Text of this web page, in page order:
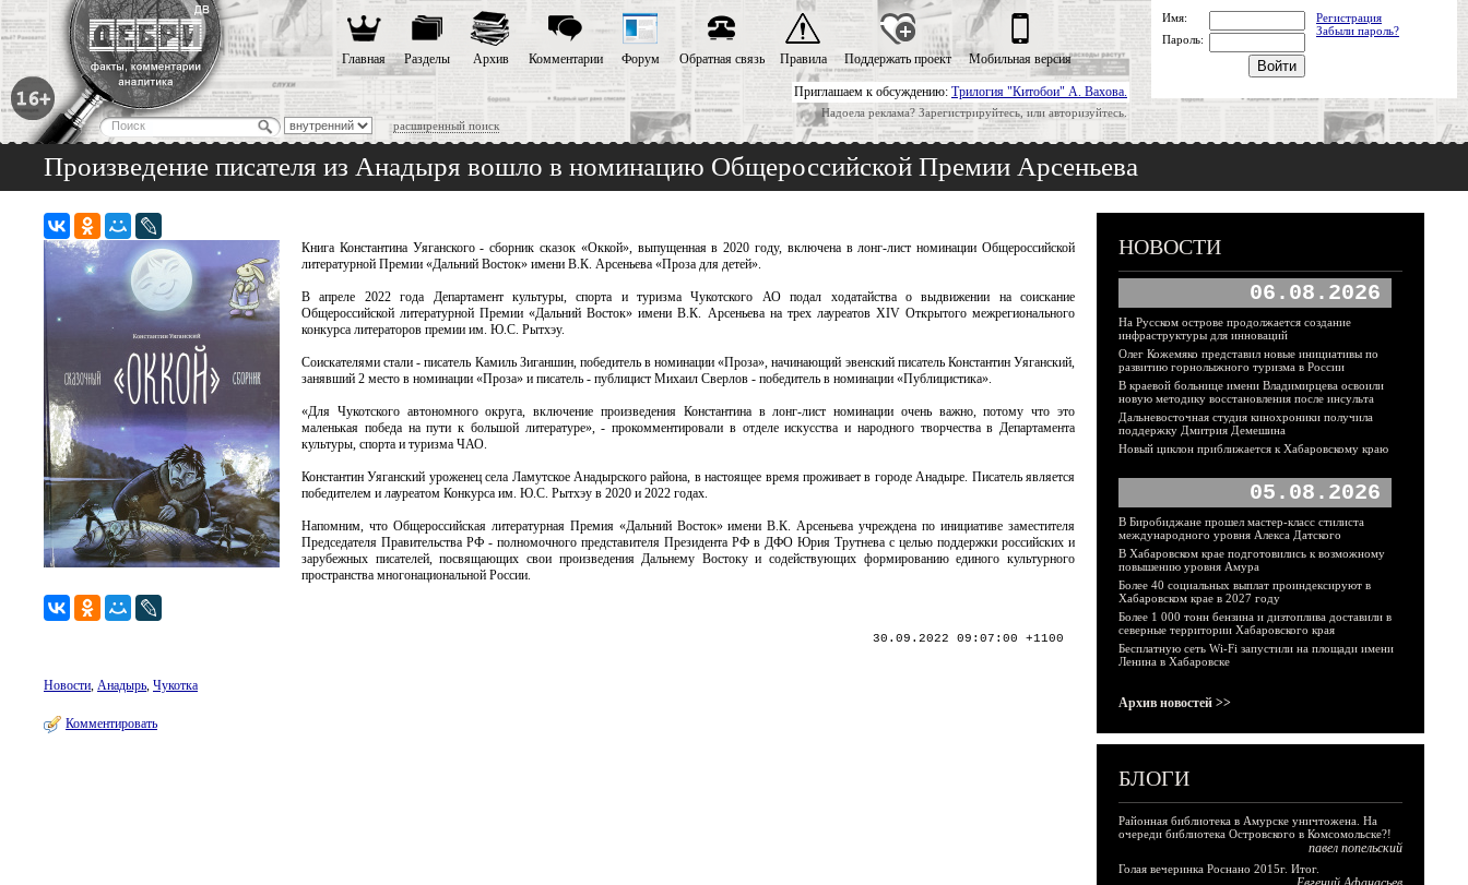
Приглашаем к обсуждению: Трилогия "Китобои" А. Вахова.
Надоела реклама? Зарегистрируйтесь, или авторизуйтесь.
расширенный поиск
Главная Разделы Архив Комментарии Форум Обратная связь Правила Поддержать проект Мобильная версия
Имя:
Регистрация
Забыли пароль?
Пароль:
Произведение писателя из Анадыря вошло в номинацию Общероссийской Премии Арсеньева
Книга Константина Уяганского - сборник сказок «Оккой», выпущенная в 2020 году, включена в лонг-лист номинации Общероссийской
литературной Премии «Дальний Восток» имени В.К. Арсеньева «Проза для детей».
В апреле 2022 года Департамент культуры, спорта и туризма Чукотского АО подал ходатайства о выдвижении на соискание
Общероссийской литературной Премии «Дальний Восток» имени В.К. Арсеньева на трех лауреатов XIV Открытого межрегионального
конкурса литераторов премии им. Ю.С. Рытхэу.
Соискателями стали - писатель Камиль Зиганшин, победитель в номинации «Проза», начинающий эвенский писатель Константин Уяганский,
занявший 2 место в номинации «Проза» и писатель - публицист Михаил Сверлов - победитель в номинации «Публицистика».
«Для Чукотского автономного округа, включение произведения Константина в лонг-лист номинации очень важно, потому что это
маленькая победа на пути к большой литературе», - прокомментировали в отделе искусства и народного творчества в Департамента
культуры, спорта и туризма ЧАО.
Константин Уяганский уроженец села Ламутское Анадырского района, в настоящее время проживает в городе Анадыре. Писатель является
победителем и лауреатом Конкурса им. Ю.С. Рытхэу в 2020 и 2022 годах.
Напомним, что Общероссийская литературная Премия «Дальний Восток» имени В.К. Арсеньева учреждена по инициативе заместителя
Председателя Правительства РФ - полномочного представителя Президента РФ в ДФО Юрия Трутнева с целью поддержки российских и
зарубежных писателей, посвящающих свои произведения Дальнему Востоку и содействующих формированию единого культурного
пространства многонациональной России.
30.09.2022 09:07:00 +1100
Новости, Анадырь, Чукотка
Комментировать
НОВОСТИ
06.08.2026
На Русском острове продолжается создание
инфраструктуры для инноваций
Олег Кожемяко представил новые инициативы по
развитию горнолыжного туризма в России
В краевой больнице имени Владимирцева освоили
новую методику восстановления после инсульта
Дальневосточная студия кинохроники получила
поддержку Дмитрия Демешина
Новый циклон приближается к Хабаровскому краю
05.08.2026
В Биробиджане прошел мастер-класс стилиста
международного уровня Алекса Датского
В Хабаровском крае подготовились к возможному
повышению уровня Амура
Более 40 социальных выплат проиндексируют в
Хабаровском крае в 2027 году
Более 1 000 тонн бензина и дизтоплива доставили в
северные территории Хабаровского края
Бесплатную сеть Wi-Fi запустили на площади имени
Ленина в Хабаровске
Архив новостей >>
БЛОГИ
Районная библиотека в Амурске уничтожена. На
очереди библиотека Островского в Комсомольске?!
павел попельский
Голая вечеринка Роснано 2015г. Итог.